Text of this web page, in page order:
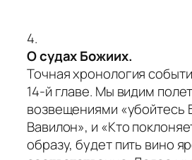
4.
О судах Божиих.
Точная хронология
14-й главе. Мы видим
возвещениями «убойтесь
Вавилон», и «Кто
образу, будет пить вино